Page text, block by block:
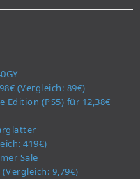
(Vergleich: 89€)
Edition (PS5) für 12,38€
419€)
Sale
9,79€)